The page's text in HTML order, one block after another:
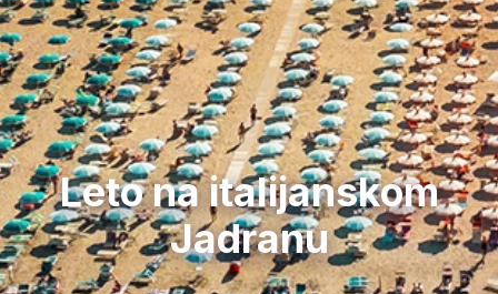
Leto na italijanskom
Jadranu